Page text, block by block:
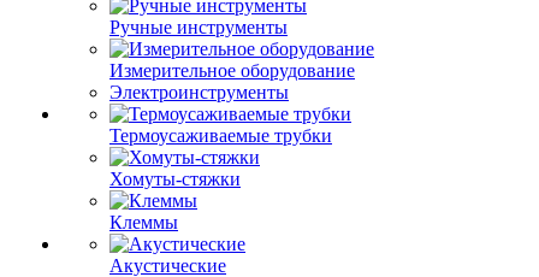
Ручные инструменты
Измерительное оборудование
Электроинструменты
Термоусаживаемые трубки
Хомуты-стяжки
Клеммы
Акустические